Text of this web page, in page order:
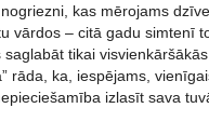
kas mērojams
vārdos – citā gadu simtenī
tikai
rāda, ka, iespējams,
izlasīt sava